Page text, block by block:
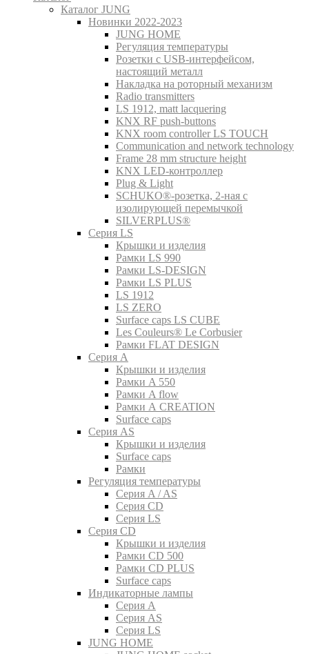
Каталог JUNG
Новинки 2022-2023
JUNG HOME
Регуляция температуры
Розетки с USB-интерфейсом,
настоящий металл
Накладка на роторный механизм
Radio transmitters
LS 1912, matt lacquering
KNX RF push-buttons
KNX room controller LS TOUCH
Communication and network technology
Frame 28 mm structure height
KNX LED-контроллер
Plug & Light
SCHUKO®-розетка, 2-ная с
изолирующей перемычкой
SILVERPLUS®
Серия LS
Крышки и изделия
Рамки LS 990
Рамки LS-DESIGN
Рамки LS PLUS
LS 1912
LS ZERO
Surface caps LS CUBE
Les Couleurs® Le Corbusier
Рамки FLAT DESIGN
Серия A
Крышки и изделия
Рамки A 550
Рамки A flow
Рамки A CREATION
Surface caps
Серия AS
Крышки и изделия
Surface caps
Рамки
Регуляция температуры
Серия A / AS
Серия CD
Серия LS
Серия CD
Крышки и изделия
Рамки CD 500
Рамки CD PLUS
Surface caps
Индикаторные лампы
Серия A
Серия AS
Серия LS
JUNG HOME